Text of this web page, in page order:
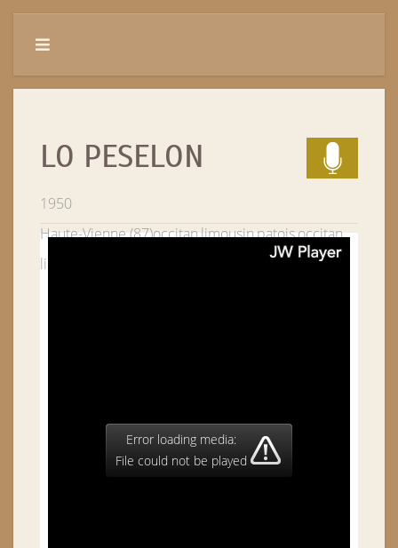
LO PESELON
1950
Haute-Vienne (87)occitan,limousin,patois,occitan
limousin
Error loading media:
File could not be played